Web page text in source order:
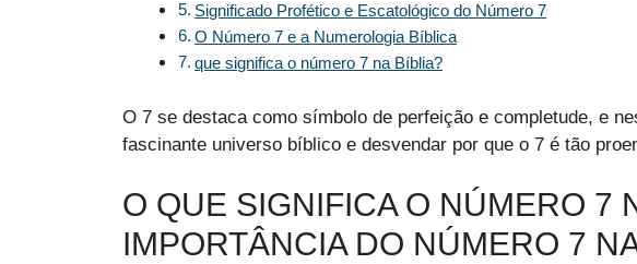
Significado Profético e Escatológico do Número 7
O Número 7 e a Numerologia Bíblica
que significa o número 7 na Bíblia?
O 7 se destaca como símbolo de perfeição e completude, e
fascinante universo bíblico e desvendar por que o 7 é tão
O QUE SIGNIFICA O NÚMERO 7
IMPORTÂNCIA DO NÚMERO 7